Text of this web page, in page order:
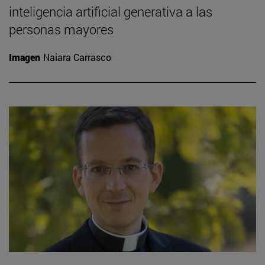
inteligencia artificial generativa a las
personas mayores
Imagen Naiara Carrasco